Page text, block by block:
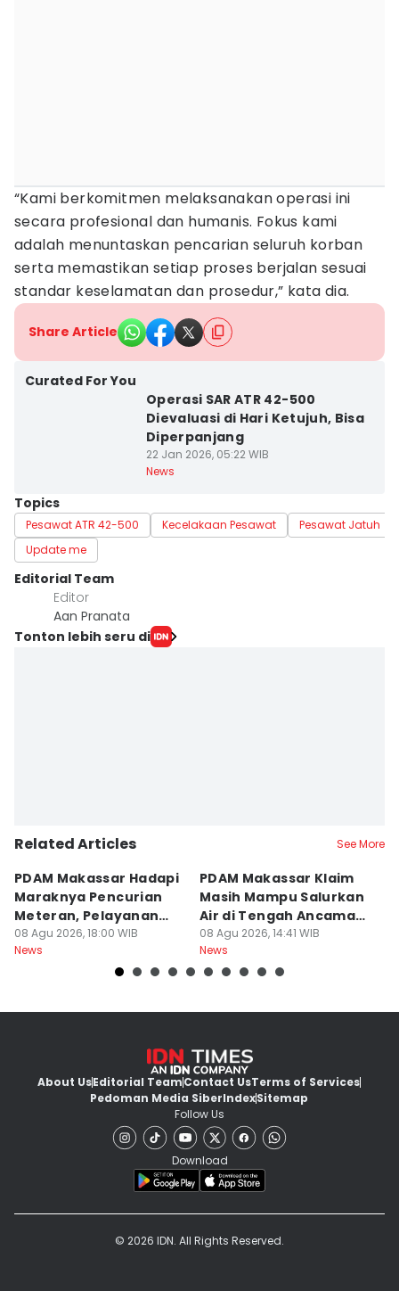
“Kami berkomitmen melaksanakan operasi ini
secara profesional dan humanis. Fokus kami
adalah menuntaskan pencarian seluruh korban
serta memastikan setiap proses berjalan sesuai
standar keselamatan dan prosedur,” kata dia.
Share Article
Curated For You
Operasi SAR ATR 42-500
Dievaluasi di Hari Ketujuh, Bisa
Diperpanjang
22 Jan 2026, 05:22 WIB
News
Topics
Pesawat ATR 42-500 Kecelakaan Pesawat
Pesawat Jatuh
Update me
Editorial Team
Editor
Aan Pranata
Tonton lebih seru di
Related Articles See More
PDAM Makassar Hadapi
Maraknya Pencurian
Meteran, Pelayanan
Ikut Terdampak
08 Agu 2026, 18:00 WIB
News
PDAM Makassar Klaim
Masih Mampu Salurkan
Air di Tengah Ancaman
Kekeringan
08 Agu 2026, 14:41 WIB
News
About UsEditorial TeamContact UsTerms of Services
Pedoman Media SiberIndexSitemap
Follow Us
Download
© 2026 IDN. All Rights Reserved.